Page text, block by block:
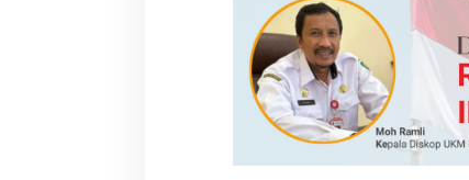
e
n
t
a
s
i
K
C